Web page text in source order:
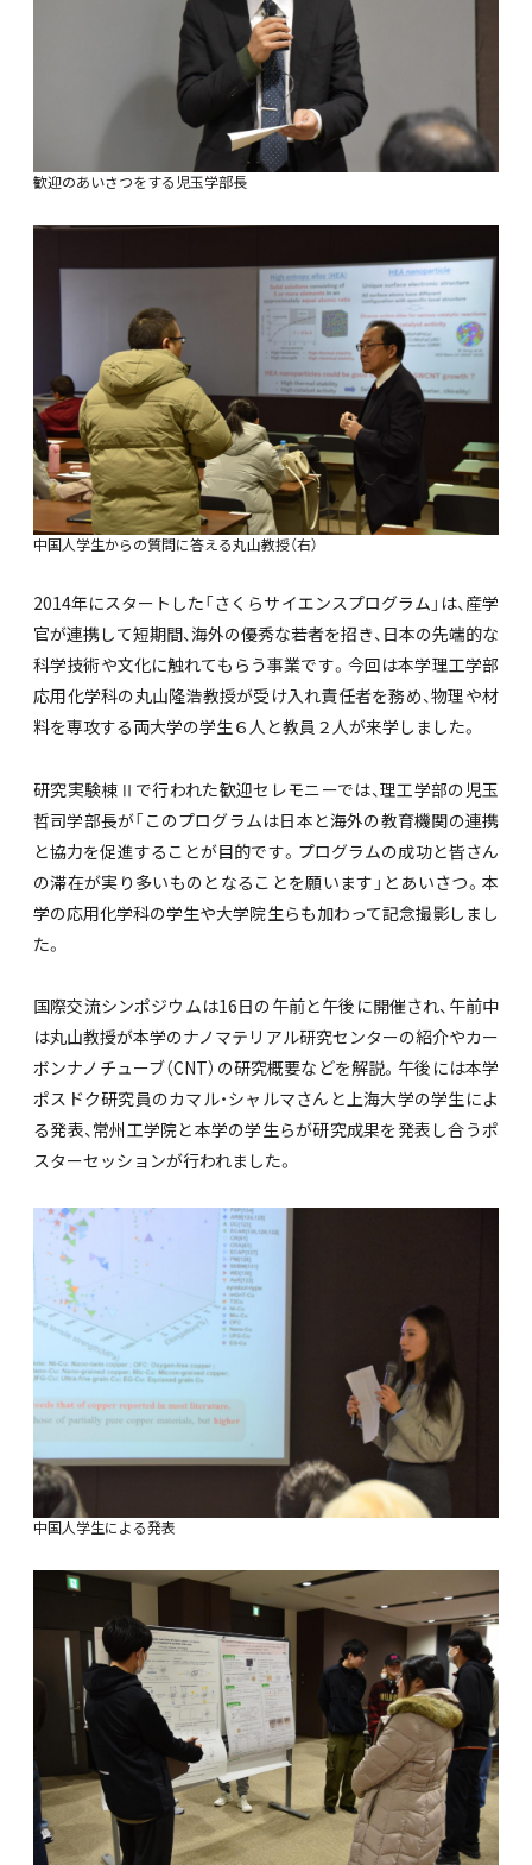
歓迎のあいさつをする児玉学部長
中国人学生からの質問に答える丸山教授（右）
2014年にスタートした「さくらサイエンスプログラム」は、産学
官が連携して短期間、海外の優秀な若者を招き、日本の先端的な
科学技術や文化に触れてもらう事業です。今回は本学理工学部
応用化学科の丸山隆浩教授が受け入れ責任者を務め、物理や材
料を専攻する両大学の学生６人と教員２人が来学しました。
研究実験棟Ⅱで行われた歓迎セレモニーでは、理工学部の児玉
哲司学部長が「このプログラムは日本と海外の教育機関の連携
と協力を促進することが目的です。プログラムの成功と皆さん
の滞在が実り多いものとなることを願います」とあいさつ。本
学の応用化学科の学生や大学院生らも加わって記念撮影しまし
た。
国際交流シンポジウムは16日の午前と午後に開催され、午前中
は丸山教授が本学のナノマテリアル研究センターの紹介やカー
ボンナノチューブ（CNT）の研究概要などを解説。午後には本学
ポスドク研究員のカマル・シャルマさんと上海大学の学生によ
る発表、常州工学院と本学の学生らが研究成果を発表し合うポ
スターセッションが行われました。
中国人学生による発表